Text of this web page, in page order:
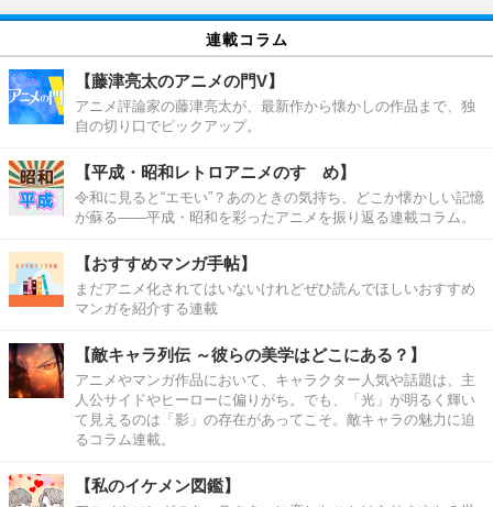
連載コラム
【藤津亮太のアニメの門V】
アニメ評論家の藤津亮太が、最新作から懐かしの作品まで、独
自の切り口でピックアップ。
【平成・昭和レトロアニメのすゝめ】
令和に見ると“エモい”？あのときの気持ち、どこか懐かしい記憶
が蘇る――平成・昭和を彩ったアニメを振り返る連載コラム。
【おすすめマンガ手帖】
まだアニメ化されてはいないけれどぜひ読んでほしいおすすめ
マンガを紹介する連載
【敵キャラ列伝 ～彼らの美学はどこにある？】
アニメやマンガ作品において、キャラクター人気や話題は、主
人公サイドやヒーローに偏りがち。でも、「光」が明るく輝い
て見えるのは「影」の存在があってこそ。敵キャラの魅力に迫
るコラム連載。
【私のイケメン図鑑】